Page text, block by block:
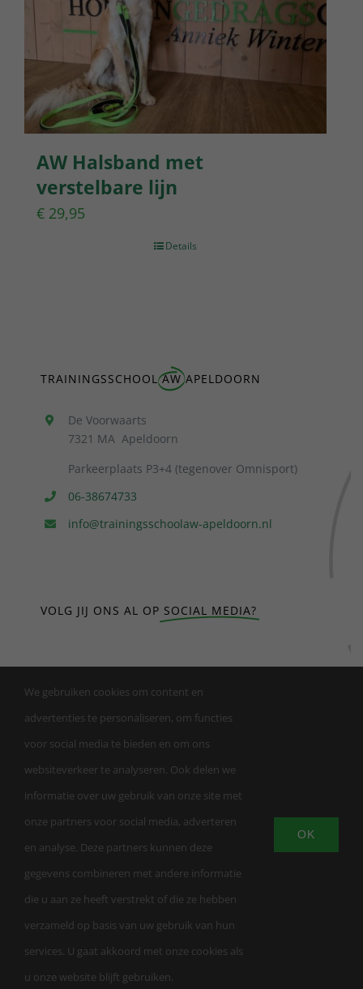
AW Halsband met
verstelbare lijn
€ 29,95
Details
TRAININGSSCHOOL AW APELDOORN
De Voorwaarts
7321 MA Apeldoorn
Parkeerplaats P3+4 (tegenover Omnisport)
06-38674733
info@trainingsschoolaw-apeldoorn.nl
VOLG JIJ ONS AL OP SOCIAL MEDIA?
© Copyright | Trainingsschool AW Apeldoorn |
KVK 863459232026 | LuxWebsites| All Rights
Reserved |Privacybeleid|Algemene
voorwaarden
We gebruiken cookies om content en
advertenties te personaliseren, om functies
voor social media te bieden en om ons
websiteverkeer te analyseren. Ook delen we
informatie over uw gebruik van onze site met
onze partners voor social media, adverteren
en analyse. Deze partners kunnen deze
gegevens combineren met andere informatie
die u aan ze heeft verstrekt of die ze hebben
verzameld op basis van uw gebruik van hun
services. U gaat akkoord met onze cookies als
u onze website blijft gebruiken.
OK